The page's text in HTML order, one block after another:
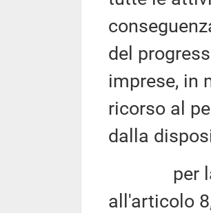
del
imprese, in
ricorso al
dalla
per la
all'articolo